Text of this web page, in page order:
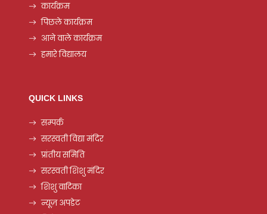
कार्यक्रम
पिछले कार्यक्रम
आने वाले कार्यक्रम
हमारे विद्यालय
QUICK LINKS
सम्पर्क
सरस्वती विद्या मंदिर
प्रांतीय समिति
सरस्वती शिशु मंदिर
शिशु वाटिका
न्यूज़ अपडेट